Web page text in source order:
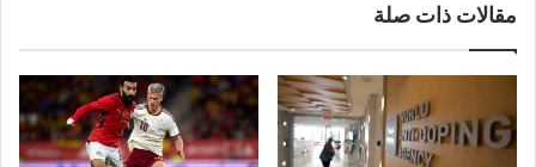
مقالات ذات صلة